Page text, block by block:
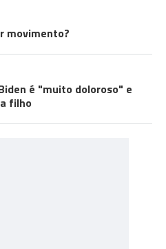
movimento?
é "muito doloroso" e
filho